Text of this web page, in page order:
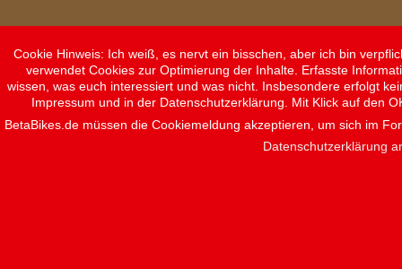
Cookie Hinweis: Ich weiß, es nervt ein bisschen, aber ich bin
verwendet Cookies zur Optimierung der Inhalte. Erfasste
wissen, was euch interessiert und was nicht. Insbesondere erfolgt
Impressum und in der Datenschutzerklärung. Mit Klick auf den
BetaBikes.de müssen die Cookiemeldung akzeptieren, um sich im
Datenschutzerklärung